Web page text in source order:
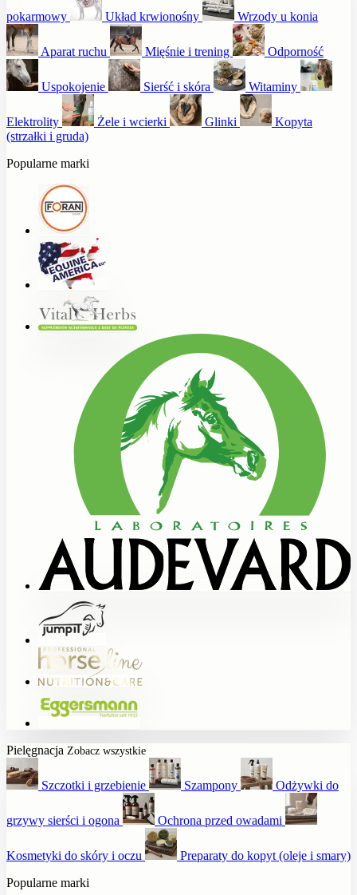
pokarmowy Układ krwionośny Wrzody u konia
Aparat ruchu Mięśnie i trening Odporność
Uspokojenie Sierść i skóra Witaminy
Elektrolity Żele i wcierki Glinki
Kopyta
(strzałki i gruda)
Popularne marki
Pielęgnacja Zobacz wszystkie
Szczotki i grzebienie Szampony Odżywki do
grzywy sierści i ogona Ochrona przed owadami
Kosmetyki do skóry i oczu
Preparaty do kopyt (oleje i smary)
Popularne marki